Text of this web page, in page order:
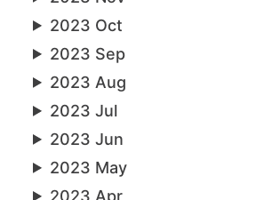
2023 Oct
2023 Sep
2023 Aug
2023 Jul
2023 Jun
2023 May
2023 Apr